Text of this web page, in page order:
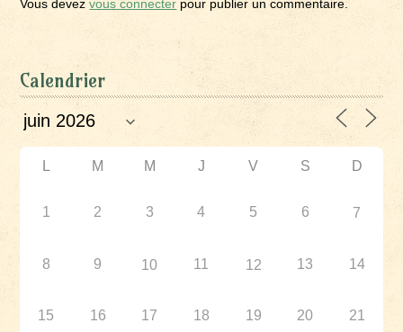
Vous devezvous connecter pour publier un commentaire.
Calendrier
L M M J V S D
1 2 3 4 5 6 7
8 9 10 11 12 13 14
15 16 17 18 19 20 21